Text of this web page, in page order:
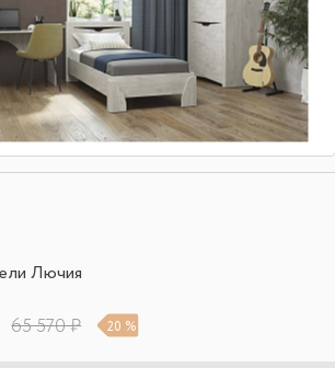
Лючия
65 570 ₽ 20 %